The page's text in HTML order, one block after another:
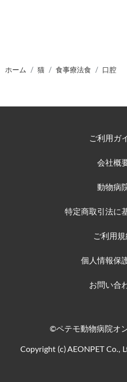
ホーム 猫 食事療法食 口腔
ご利用ガ
会社概
動物病
特定商取引法に
ご利用規
個人情報保
お問い合
©ペテモ動物病院オ
Copyright (c) AEONPET Co.,